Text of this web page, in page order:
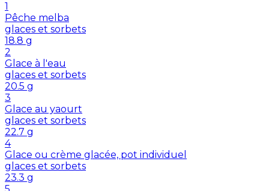
1
Pêche melba
glaces et sorbets
18.8 g
2
Glace à l'eau
glaces et sorbets
20.5 g
3
Glace au yaourt
glaces et sorbets
22.7 g
4
Glace ou crème glacée, pot individuel
glaces et sorbets
23.3 g